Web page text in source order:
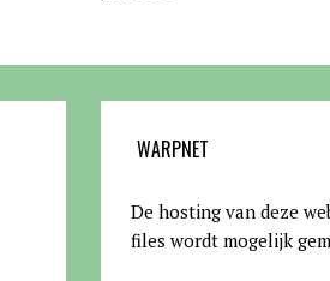
WARPNET
De hosting van deze
files wordt mogelijk